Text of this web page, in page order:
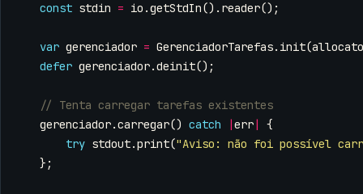
const stdin = io .getStdIn(). reader();
var gerenciador = GerenciadorTarefas. init(
defer gerenciador.deinit();
gerenciador.carregar() catch |err|
{
try stdout.print("Aviso: não foi possível
};